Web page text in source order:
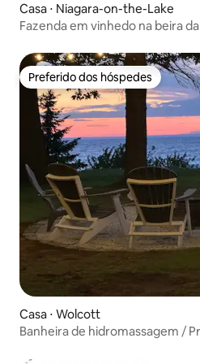
Casa ⋅ Niagara-on-the-Lake
Fazenda em vinhedo na beira
Preferido dos hóspedes
Preferido dos hóspedes
Casa ⋅ Wolcott
Banheira de hidromassagem /